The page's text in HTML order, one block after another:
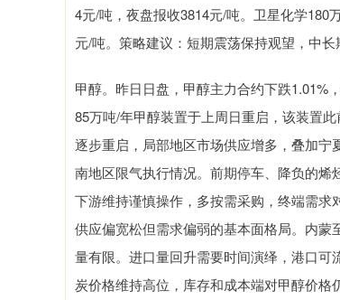
4元/吨，夜盘报收3814元/吨。卫星化学180
元/吨。策略建议：短期震荡保持观望，中长
甲醇。昨日日盘，甲醇主力合约下跌1.01%
85万吨/年甲醇装置于上周日重启，该装置
逐步重启，局部地区市场供应增多，叠加
南地区限气执行情况。前期停车、降负的
下游维持谨慎操作，多按需采购，终端需
供应偏宽松但需求偏弱的基本面格局。内
量有限。进口量回升需要时间演绎，港口
炭价格维持高位，库存和成本端对甲醇价